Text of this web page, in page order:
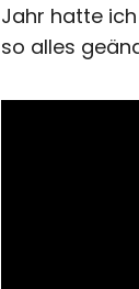
Jahr hatte ich
so alles